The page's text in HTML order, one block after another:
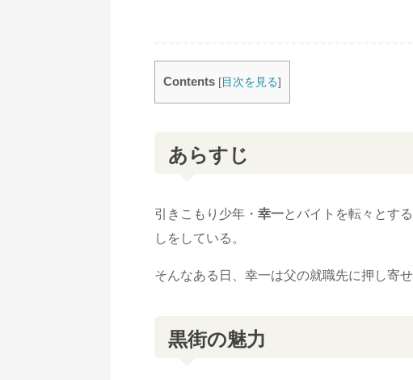
Contents [目次を見る]
あらすじ
引きこもり少年・ 幸一とバイトを転々とする
しをしている。
そんなある日、幸一は父の就職先に押し寄
黒街の魅力